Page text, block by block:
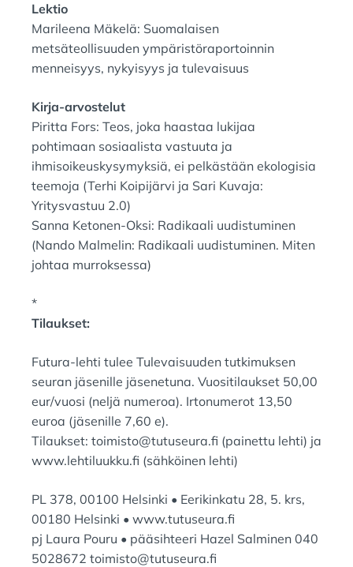
Lektio
Marileena Mäkelä: Suomalaisen
metsäteollisuuden ympäristöraportoinnin
menneisyys, nykyisyys ja tulevaisuus
Kirja-arvostelut
Piritta Fors: Teos, joka haastaa lukijaa
pohtimaan sosiaalista vastuuta ja
ihmisoikeuskysymyksiä, ei pelkästään ekologisia
teemoja (Terhi Koipijärvi ja Sari Kuvaja:
Yritysvastuu 2.0)
Sanna Ketonen-Oksi: Radikaali uudistuminen
(Nando Malmelin: Radikaali uudistuminen. Miten
johtaa murroksessa)
*
Tilaukset:
Futura-lehti tulee Tulevaisuuden tutkimuksen
seuran jäsenille jäsenetuna. Vuositilaukset 50,00
eur/vuosi (neljä numeroa). Irtonumerot 13,50
euroa (jäsenille 7,60 e).
Tilaukset: toimisto@tutuseura.fi (painettu lehti) ja
www.lehtiluukku.fi (sähköinen lehti)
PL 378, 00100 Helsinki • Eerikinkatu 28, 5. krs,
00180 Helsinki • www.tutuseura.fi
pj Laura Pouru • pääsihteeri Hazel Salminen 040
5028672 toimisto@tutuseura.fi